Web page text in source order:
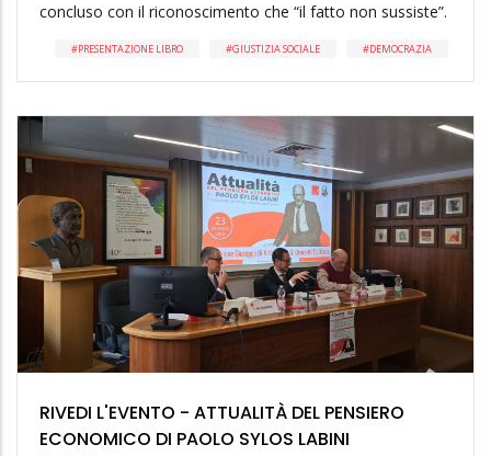
concluso con il riconoscimento che “il fatto non sussiste”.
PRESENTAZIONE LIBRO GIUSTIZIA SOCIALE DEMOCRAZIA
RIVEDI L'EVENTO - ATTUALITÀ DEL PENSIERO
ECONOMICO DI PAOLO SYLOS LABINI